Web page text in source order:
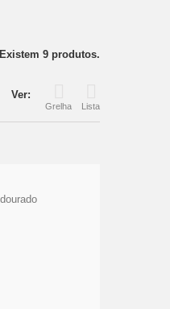
Existem 9 produtos.
Ver:
Grelha Lista